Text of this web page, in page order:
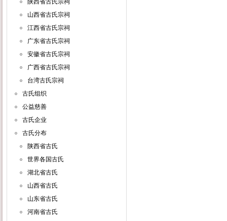
陕西省古氏宗祠
山西省古氏宗祠
江西省古氏宗祠
广东省古氏宗祠
安徽省古氏宗祠
广西省古氏宗祠
台湾古氏宗祠
古氏组织
公益慈善
古氏企业
古氏分布
陕西省古氏
世界各国古氏
湖北省古氏
山西省古氏
山东省古氏
河南省古氏